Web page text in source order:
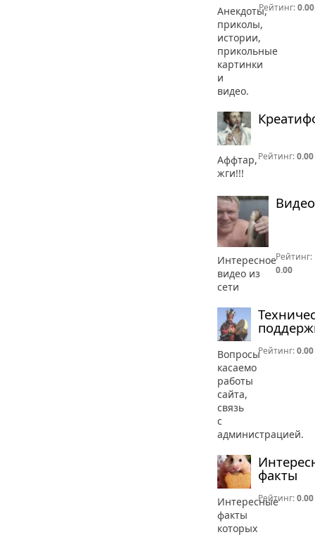
Анекдоты,
приколы,
истории,
прикольные
картинки
и
видео.
Рейтинг:0.00
Аффтар,
жги!!!
Рейтинг:0.00
Видео
Интересное
видео из
сети
Рейтинг:
0.00
Вопросы
касаемо
работы
сайта,
связь
с
администрацией.
Рейтинг:0.00
факты
Интересные
факты
которых
Рейтинг:0.00